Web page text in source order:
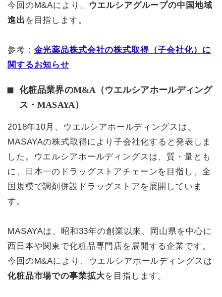
今回のM&Aにより、
ウエルシアグループの中国地域
進出 を目指します。
参考： 金光薬品株式会社の株式取得（子会社化）に
関するお知らせ
化粧品業界のM&A（ウエルシアホールディング
ス・MASAYA）
2018年10月、ウエルシアホールディングスは、
MASAYAの株式取得により子会社化すると発表しま
した。ウエルシアホールディングスは、質・量とも
に、日本一のドラッグストアチェーンを目指し、全
国規模で調剤併設ドラッグストアを展開していま
す。
MASAYAは、昭和33年の創業以来、岡山県を中心に
西日本や関東で化粧品専門店を展開する企業です。
今回のM&Aにより、ウエルシアホールディングスは
化粧品市場での事業拡大を目指します。